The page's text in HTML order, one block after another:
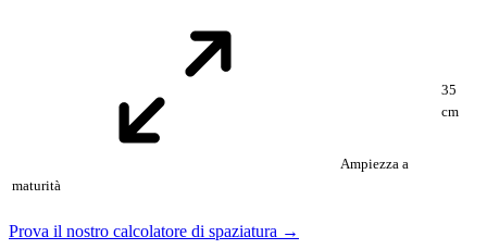
Ampiezza a
maturità
35
cm
Prova il nostro calcolatore di spaziatura →